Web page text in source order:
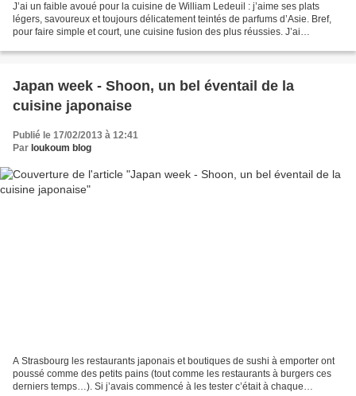
J’ai un faible avoué pour la cuisine de William Ledeuil : j’aime ses plats
légers, savoureux et toujours délicatement teintés de parfums d’Asie. Bref,
pour faire simple et court, une cuisine fusion des plus réussies. J’ai
Japan week - Shoon, un bel éventail de la
cuisine japonaise
Publié le 17/02/2013 à 12:41
Par loukoum blog
A Strasbourg les restaurants japonais et boutiques de sushi à emporter ont
poussé comme des petits pains (tout comme les restaurants à burgers ces
derniers temps…). Si j’avais commencé à les tester c’était à chaque